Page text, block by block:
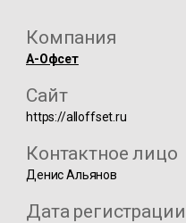
Компания
А-Офсет
Сайт
https://alloffset.ru
Контактное лицо
Денис Альянов
Дата